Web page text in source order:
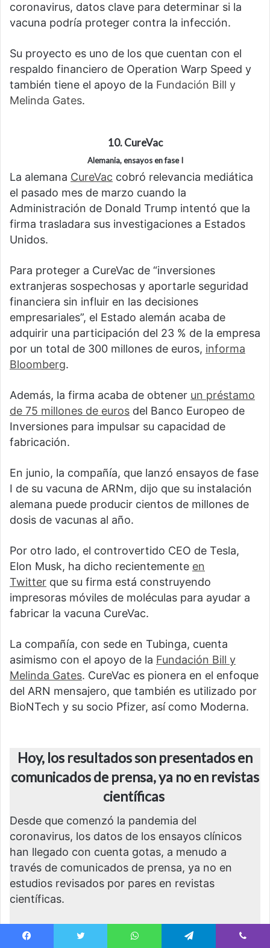
coronavirus, datos clave para determinar si la
vacuna podría proteger contra la infección.
Su proyecto es uno de los que cuentan con el
respaldo financiero de Operation Warp Speed y
también tiene el apoyo de la Fundación Bill y
Melinda Gates.
10. CureVac
Alemania, ensayos en fase I
La alemana CureVac cobró relevancia mediática
el pasado mes de marzo cuando la
Administración de Donald Trump intentó que la
firma trasladara sus investigaciones a Estados
Unidos.
Para proteger a CureVac de “inversiones
extranjeras sospechosas y aportarle seguridad
financiera sin influir en las decisiones
empresariales”, el Estado alemán acaba de
adquirir una participación del 23 % de la empresa
por un total de 300 millones de euros, informa
Bloomberg.
Además, la firma acaba de obtener un préstamo
de 75 millones de euros del Banco Europeo de
Inversiones para impulsar su capacidad de
fabricación.
En junio, la compañía, que lanzó ensayos de fase
I de su vacuna de ARNm, dijo que su instalación
alemana puede producir cientos de millones de
dosis de vacunas al año.
Por otro lado, el controvertido CEO de Tesla,
Elon Musk, ha dicho recientemente en
Twitter que su firma está construyendo
impresoras móviles de moléculas para ayudar a
fabricar la vacuna CureVac.
La compañía, con sede en Tubinga, cuenta
asimismo con el apoyo de la Fundación Bill y
Melinda Gates. CureVac es pionera en el enfoque
del ARN mensajero, que también es utilizado por
BioNTech y su socio Pfizer, así como Moderna.
Hoy, los resultados son presentados en
comunicados de prensa, ya no en revistas
científicas
Desde que comenzó la pandemia del
coronavirus, los datos de los ensayos clínicos
han llegado con cuenta gotas, a menudo a
través de comunicados de prensa, ya no en
estudios revisados por pares en revistas
científicas.
Moderna, considerada junto a la Universidad de